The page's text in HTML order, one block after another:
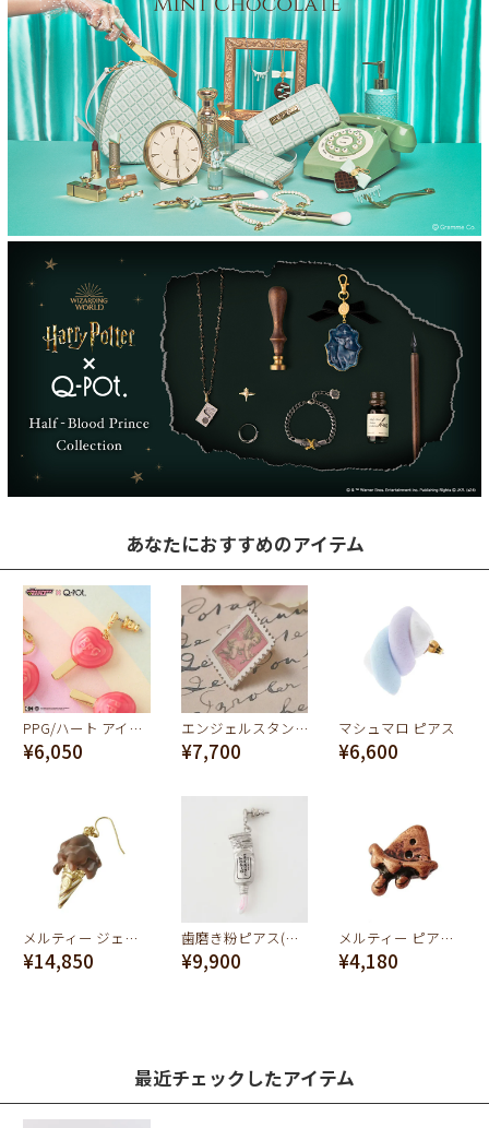
あなたにおすすめのアイテム
PPG/ハート アイスキャンディー ピアス【パワーパフ ガールズ】
¥6,050
エンジェルスタンプ ピアス
¥7,700
マシュマロ ピアス
¥6,600
メルティー ジェラート ピアス(チョコレート)
¥14,850
歯磨き粉ピアス(ストロベリーミント)
¥9,900
メルティー ピアスチャーム (ブラウン)
¥4,180
最近チェックしたアイテム